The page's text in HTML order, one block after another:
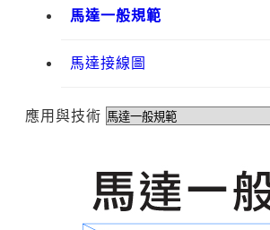
馬達一般規範
馬達接線圖
應用與技術